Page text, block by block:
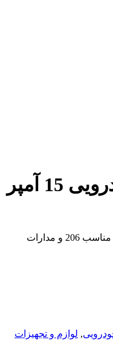
فیوز دو شاخ ریزخودرویی 15 آمپر
فیوز دو شاخ ریزخودرویی 15 آمپر ژاپنی مناسب 206 و مدارات
, لوازم و تجهیزات